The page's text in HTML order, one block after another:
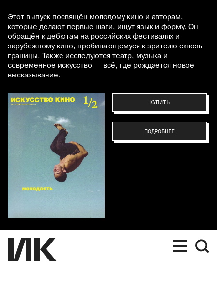
Этот выпуск посвящён молодому кино и авторам,
которые делают первые шаги, ищут язык и форму. Он
обращён к дебютам на российских фестивалях и
зарубежному кино, пробивающемуся к зрителю сквозь
границы. Также исследуются театр, музыка и
современное искусство — всё, где рождается новое
высказывание.
КУПИТЬ
ПОДРОБНЕЕ